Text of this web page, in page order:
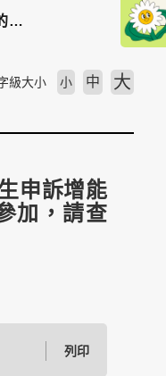
叮
級大小 小 中 大
申訴增能
加，請查
列印